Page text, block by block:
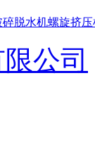
脱水机螺旋挤压
公司